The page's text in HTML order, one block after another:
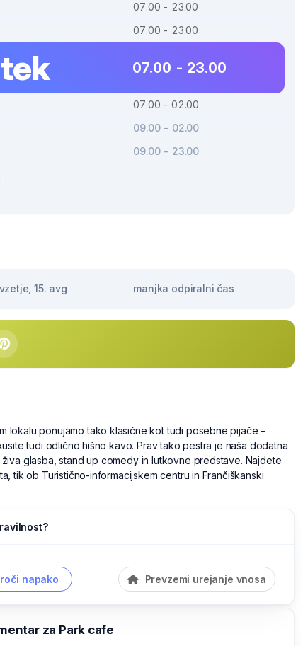
07.00 - 23.00
07.00 - 23.00
07.00 - 23.00
07.00 - 02.00
09.00 - 02.00
09.00 - 23.00
15. avg manjka odpiralni čas
lokalu ponujamo tako klasične kot tudi posebne pijače –
tudi odlično hišno kavo. Prav tako pestra je naša dodatna
glasba, stand up comedy in lutkovne predstave. Najdete
tik ob Turistično-informacijskem centru in Frančiškanski
napako Prevzemi urejanje vnosa
za Park cafe